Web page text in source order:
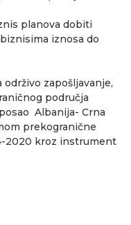
planova dobiti
iznosa do
zapošljavanje,
područja
Albanija- Crna
prekogranične
2020 kroz instrument